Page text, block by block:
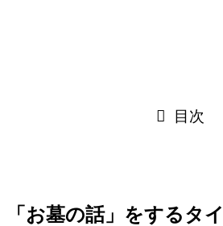
目次
「お墓の話」をするタ